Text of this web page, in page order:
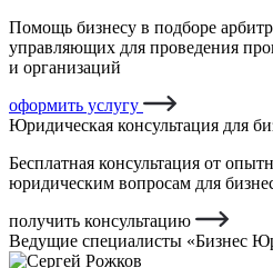
Помощь бизнесу в подборе
управляющих для проведения
и организаций
оформить услугу
Юридическая консультация для
Бесплатная консультация от
юридическим вопросам для
получить консультацию
Ведущие специалисты «Бизнес